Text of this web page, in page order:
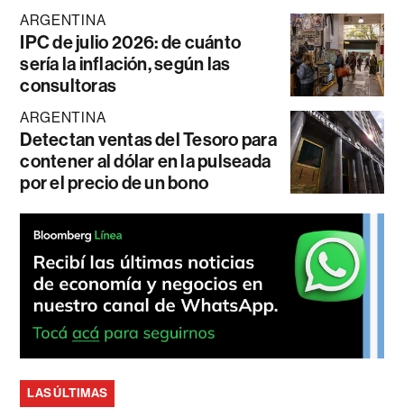
ARGENTINA
IPC de julio 2026: de cuánto
sería la inflación, según las
consultoras
ARGENTINA
Detectan ventas del Tesoro para
contener al dólar en la pulseada
por el precio de un bono
LAS ÚLTIMAS